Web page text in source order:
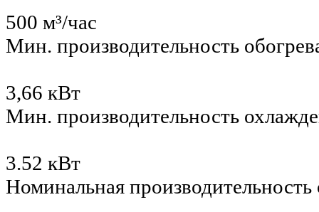
500 м³/час
Мин. производительность
3,66 кВт
Мин. производительность
3.52 кВт
Номинальная производительность